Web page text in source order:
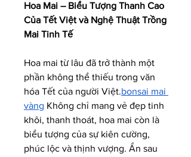
Hoa Mai – Biểu Tượng Thanh Cao
Của Tết Việt và Nghệ Thuật Trồng
Mai Tinh Tế
Hoa mai từ lâu đã trở thành một
phần không thể thiếu trong văn
hóa Tết của người Việt.bonsai mai
vàng Không chỉ mang vẻ đẹp tinh
khôi, thanh thoát, hoa mai còn là
biểu tượng của sự kiên cường,
phúc lộc và thịnh vượng. Ẩn sau